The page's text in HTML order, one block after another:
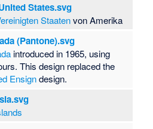
States.svg
Staatenvon Amerika
(Pantone).svg
introduced in 1965, using
This design replaced the
Ensigndesign.